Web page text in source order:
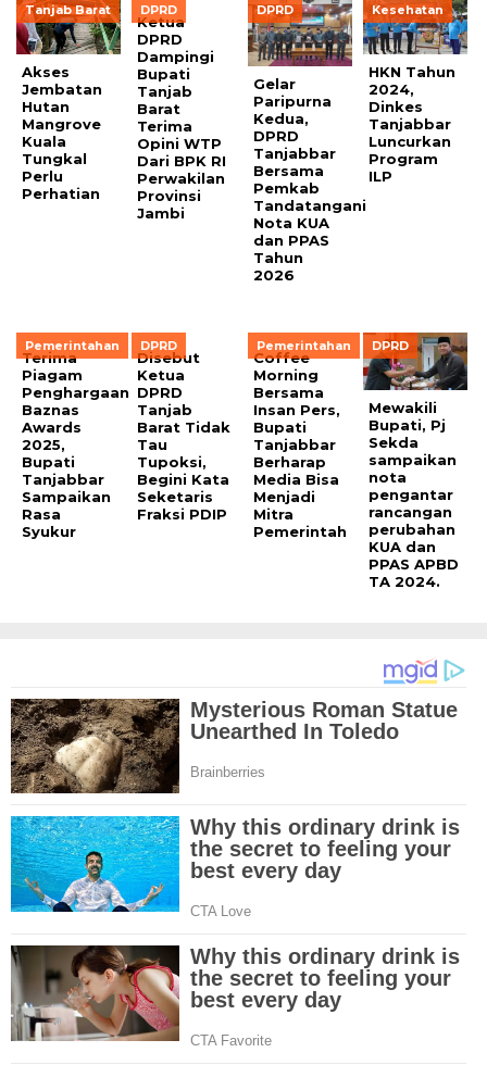
Tanjab Barat
Akses
Jembatan
Hutan
Mangrove
Kuala
Tungkal
Perlu
Perhatian
DPRD
Ketua
DPRD
Dampingi
Bupati
Tanjab
Barat
Terima
Opini WTP
Dari BPK RI
Perwakilan
Provinsi
Jambi
DPRD
Gelar
Paripurna
Kedua,
DPRD
Tanjabbar
Bersama
Pemkab
Tandatangani
Nota KUA
dan PPAS
Tahun
2026
Kesehatan
HKN Tahun
2024,
Dinkes
Tanjabbar
Luncurkan
Program
ILP
Pemerintahan
Terima
Piagam
Penghargaan
Baznas
Awards
2025,
Bupati
Tanjabbar
Sampaikan
Rasa
Syukur
DPRD
Disebut
Ketua
DPRD
Tanjab
Barat Tidak
Tau
Tupoksi,
Begini Kata
Seketaris
Fraksi PDIP
Pemerintahan
Coffee
Morning
Bersama
Insan Pers,
Bupati
Tanjabbar
Berharap
Media Bisa
Menjadi
Mitra
Pemerintah
DPRD
Mewakili
Bupati, Pj
Sekda
sampaikan
nota
pengantar
rancangan
perubahan
KUA dan
PPAS APBD
TA 2024.